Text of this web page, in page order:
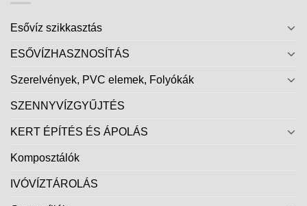
Esővíz szikkasztás
ESŐVÍZHASZNOSÍTÁS
Szerelvények, PVC elemek, Folyókák
SZENNYVÍZGYŰJTÉS
KERT ÉPÍTÉS ÉS ÁPOLÁS
Komposztálók
IVÓVÍZTÁROLÁS